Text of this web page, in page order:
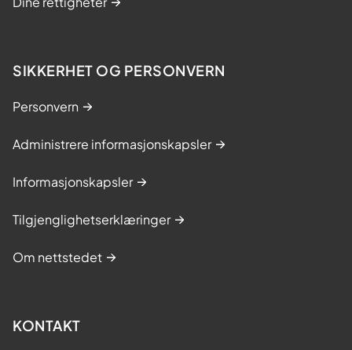
SIKKERHET OG PERSONVERN
Personvern
Administrere informasjonskapsler
Informasjonskapsler
Tilgjenglighetserklæringer
Om nettstedet
KONTAKT